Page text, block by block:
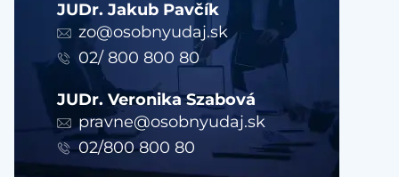
JUDr. Jakub Pavčík
zo@osobnyudaj.sk
02/ 800 800 80
JUDr. Veronika Szabová
pravne@osobnyudaj.sk
02/800 800 80